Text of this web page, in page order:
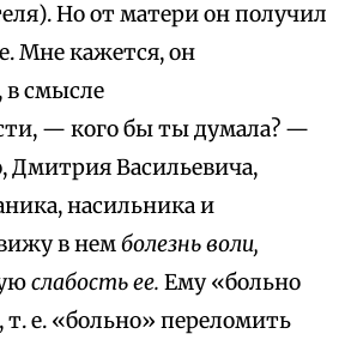
Но от матери он получил
Мне кажется, он
в смысле
— кого бы ты думала? —
Дмитрия Васильевича,
насильника и
в немболезнь воли,
слабость ее. Ему «больно
т. е. «больно» переломить